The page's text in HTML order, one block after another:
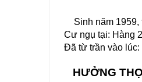
Sinh năm 1959,
Cư ngụ tại: Hàng
Đã từ trần vào
HƯỞNG